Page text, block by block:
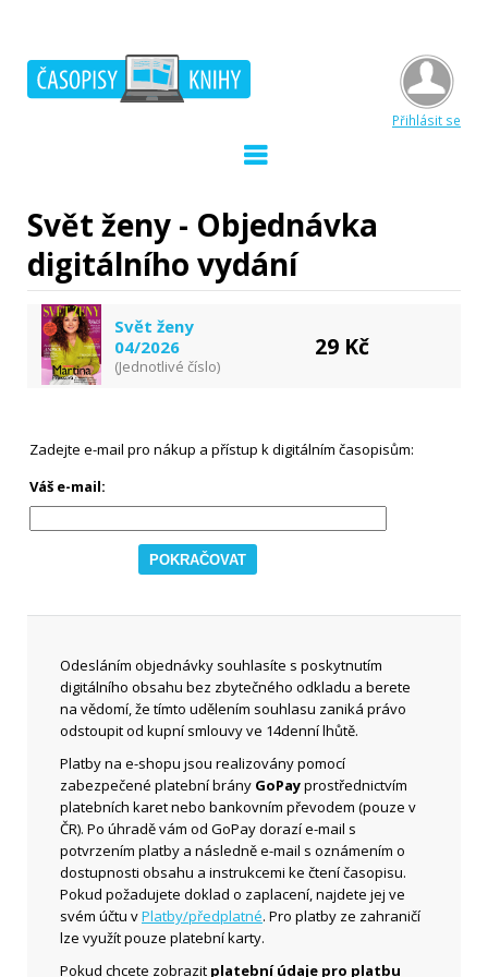
Přihlásit se
Svět ženy - Objednávka
digitálního vydání
Svět ženy
04/2026
(Jednotlivé číslo)
29 Kč
Zadejte e-mail pro nákup a přístup k digitálním časopisům:
Váš e-mail:
Odesláním objednávky souhlasíte s poskytnutím
digitálního obsahu bez zbytečného odkladu a berete
na vědomí, že tímto udělením souhlasu zaniká právo
odstoupit od kupní smlouvy ve 14denní lhůtě.
Platby na e-shopu jsou realizovány pomocí
zabezpečené platební brány GoPayprostřednictvím
platebních karet nebo bankovním převodem (pouze v
ČR). Po úhradě vám od GoPay dorazí e-mail s
potvrzením platby a následně e-mail s oznámením o
dostupnosti obsahu a instrukcemi ke čtení časopisu.
Pokud požadujete doklad o zaplacení, najdete jej ve
svém účtu vPlatby/předplatné. Pro platby ze zahraničí
lze využít pouze platební karty.
Pokud chcete zobrazit platební údaje pro platbu